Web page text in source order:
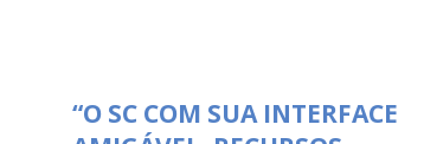
“O SC COM SUA INTERFACE